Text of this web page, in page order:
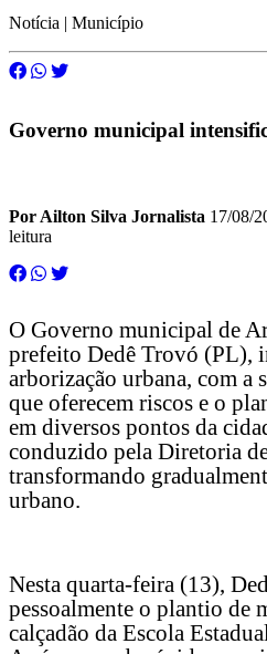
Notícia | Município
Governo municipal
Por Ailton Silva Jornalista 17/08/
leitura
O Governo municipal de
prefeito Dedê Trovó (PL),
arborização urbana, com a
que oferecem riscos e o
em diversos pontos da
conduzido pela Diretoria
transformando
urbano.
Nesta quarta-feira (13),
pessoalmente o plantio de
calçadão da Escola